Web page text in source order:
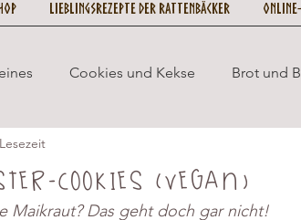
Cookies und Kekse Brot und
Cookies (vegan)
Maikraut? Das geht doch gar nicht!
Lieblingsrezepte der Rattenbäcker